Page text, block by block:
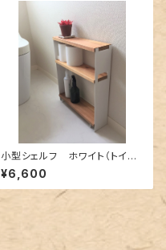
小型シェルフ ホワイト（トイレ
収納・小物ディスプレイ）
¥6,600